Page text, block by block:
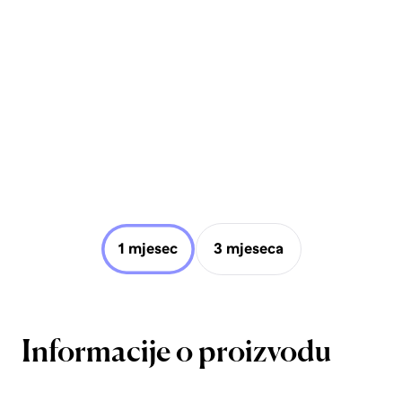
1 mjesec 3 mjeseca
Informacije o proizvodu